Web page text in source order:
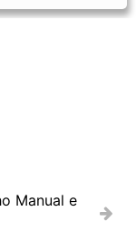
Manual e